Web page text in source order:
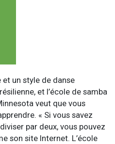
et un style de danse
et l’école de samba
veut que vous
« Si vous savez
par deux, vous pouvez
son site Internet. L’école